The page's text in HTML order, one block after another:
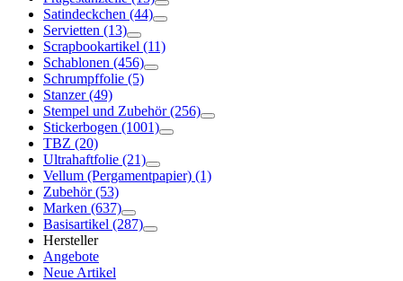
Satindeckchen (44)
Servietten (13)
Scrapbookartikel (11)
Schablonen (456)
Schrumpffolie (5)
Stanzer(49)
Stempel und Zubehör(256)
Stickerbogen (1001)
TBZ (20)
Ultrahaftfolie (21)
Vellum (Pergamentpapier) (1)
Zubehör(53)
Marken (637)
Basisartikel (287)
Hersteller
Angebote
Neue Artikel